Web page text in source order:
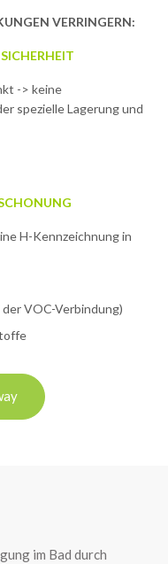
VERRINGERN:
-> keine
spezielle Lagerung und
H-Kennzeichnung in
VOC-Verbindung)
im Bad durch